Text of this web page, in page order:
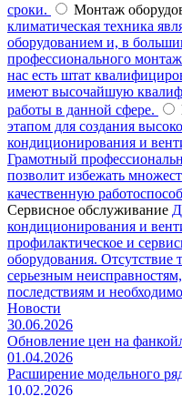
сроки.
Монтаж
климатическая техника
оборудованием и, в
профессионального
нас есть штат
имеют высочайшую
работы в данной сфере.
этапом для создания
кондиционирования и
Грамотный
позволит избежать
качественную
Сервисное обслуживание
кондиционирования и
профилактическое и
оборудования. Отсутствие
серьезным
последствиям и
Новости
30.06.2026
Обновление цен на
01.04.2026
Расширение модельного
10.02.2026